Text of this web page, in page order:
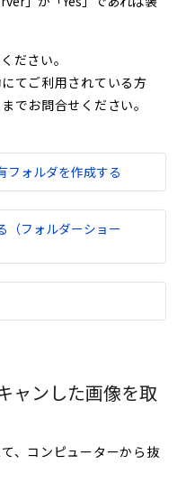
ださい。
てご利用されている方
でお問合せください。
フォルダを作成する
（フォルダーショー
ャンした画像を取
、コンピューターから抜